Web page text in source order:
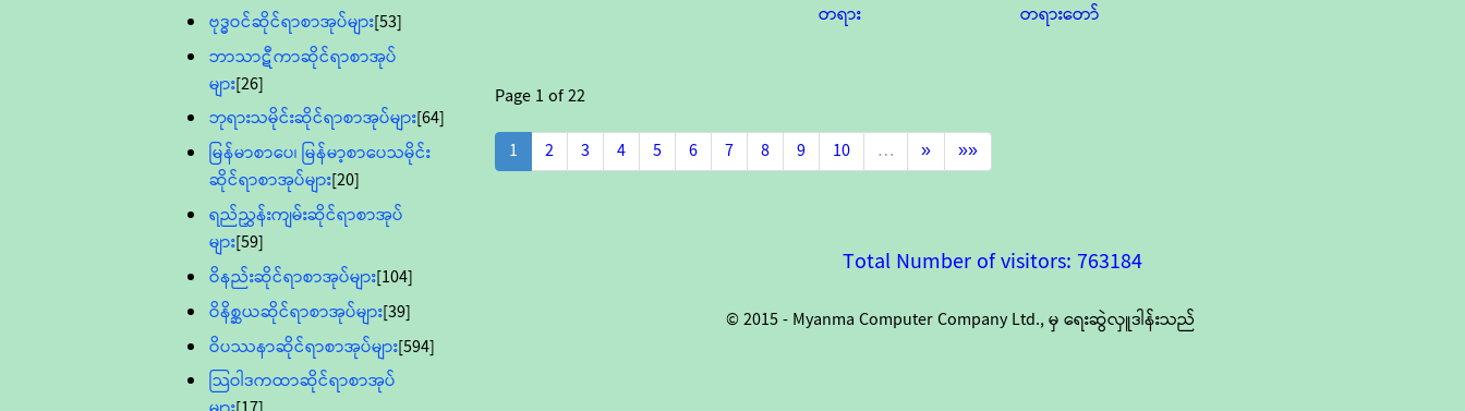
ဗုဒ္ဓဝင်ဆိုင်ရာစာအုပ်များ[53]
ဘာသာဋီကာဆိုင်ရာစာအုပ်
များ[26]
ဘုရားသမိုင်းဆိုင်ရာစာအုပ်များ[64]
မြန်မာစာပေ၊ မြန်မာ့စာပေသမိုင်း
ဆိုင်ရာစာအုပ်များ[20]
ရည်ညွှန်းကျမ်းဆိုင်ရာစာအုပ်
များ[59]
ဝိနည်းဆိုင်ရာစာအုပ်များ[104]
ဝိနိစ္ဆယဆိုင်ရာစာအုပ်များ[39]
ဝိပဿနာဆိုင်ရာစာအုပ်များ[594]
သြဝါဒကထာဆိုင်ရာစာအုပ်
တရား
တရားတော်
Page1 of22
1
2 3 4 5 6 7 8 9 10 … » »»
Total Number of visitors: 763184
© 2015 - Myanma Computer Company Ltd., မှ ရေးဆွဲလှူဒါန်းသည်